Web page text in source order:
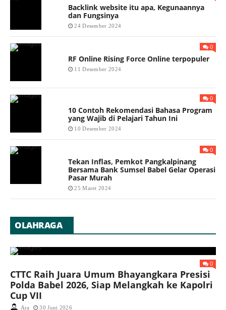
Backlink website itu apa, Kegunaannya
dan Fungsinya
24 Desember 2024
0
RF Online Rising Force Online terpopuler
11 Desember 2024
0
10 Contoh Rekomendasi Bahasa Program
yang Wajib di Pelajari Tahun Ini
10 Desember 2024
0
Tekan Inflas, Pemkot Pangkalpinang
Bersama Bank Sumsel Babel Gelar Operasi
Pasar Murah
25 Maret 2024
OLAHRAGA
0
CTTC Raih Juara Umum Bhayangkara Presisi
Polda Babel 2026, Siap Melangkah ke Kapolri
Cup VII
Ara 30 Juni 2026